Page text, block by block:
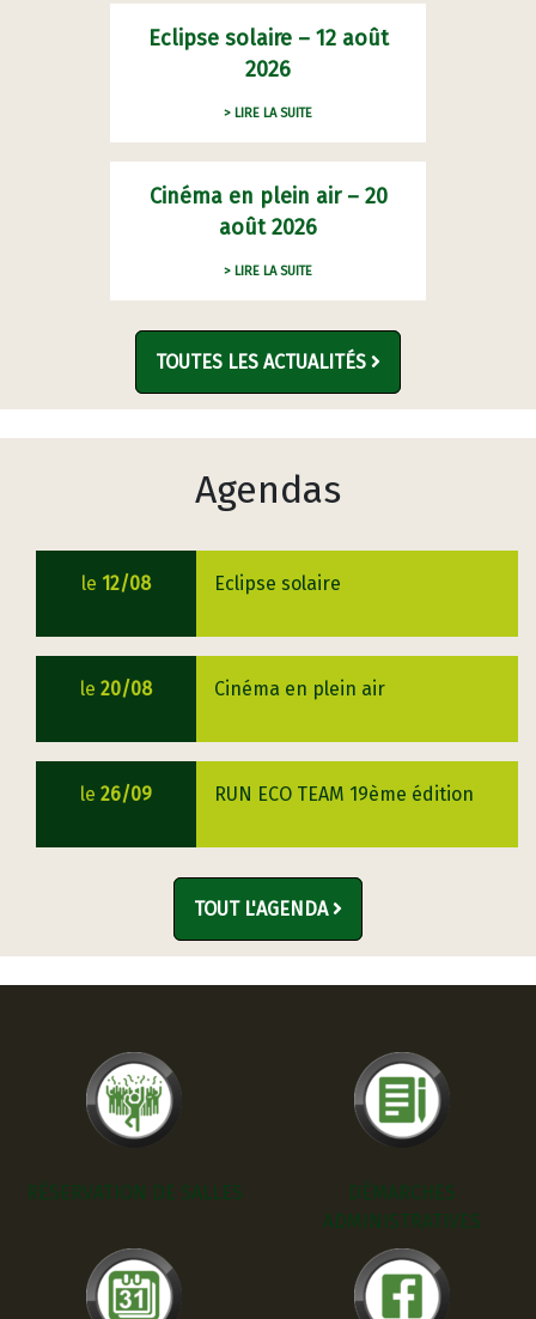
Eclipse solaire – 12 août
2026
> LIRE LA SUITE
Cinéma en plein air – 20
août 2026
> LIRE LA SUITE
TOUTES LES ACTUALITÉS
Agendas
le 12/08 Eclipse solaire
le20/08 Cinéma en plein air
le26/09 RUN ECO TEAM 19ème édition
TOUT L'AGENDA
RÉSERVATION DE SALLES
DÉMARCHES
ADMINISTRATIVES